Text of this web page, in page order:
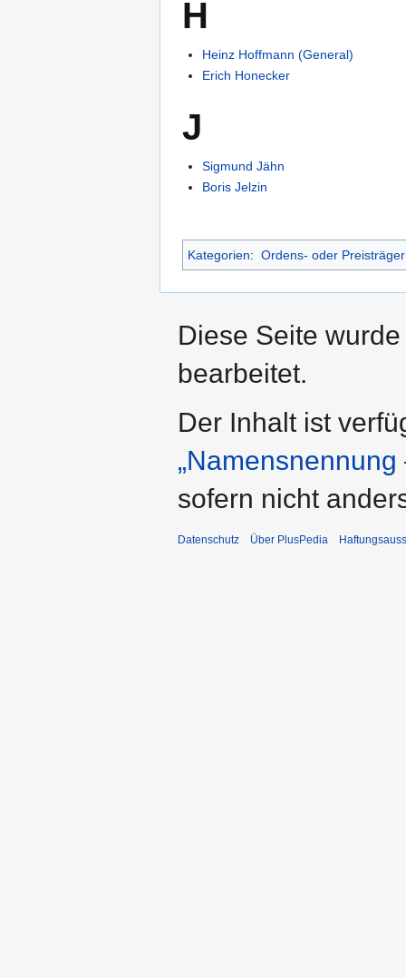
H
Heinz Hoffmann (General)
Erich Honecker
J
Sigmund Jähn
Boris Jelzin
Kategorien: Ordens- oder Preisträger
Diese Seite
bearbeitet.
Der Inhalt ist
sofern nicht
Datenschutz Über PlusPedia